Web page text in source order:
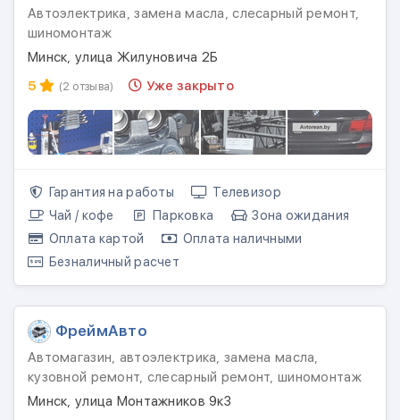
Автоэлектрика, замена масла, слесарный ремонт,
шиномонтаж
Минск, улица Жилуновича 2Б
5
(2 отзыва) Уже закрыто
Гарантия на работы
Телевизор
Чай / кофе
Парковка
Зона ожидания
Оплата картой
Оплата наличными
Безналичный расчет
ФреймАвто
Автомагазин, автоэлектрика, замена масла,
кузовной ремонт, слесарный ремонт, шиномонтаж
Минск, улица Монтажников 9к3